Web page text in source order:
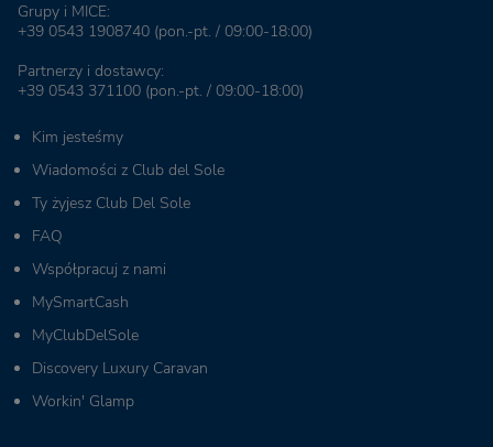
Grupy i MICE:
+39 0543 1908740 (pon.-pt. / 09:00-18:00)
Partnerzy i dostawcy:
+39 0543 371100 (pon.-pt. / 09:00-18:00)
Kim jesteśmy
Wiadomości z Club del Sole
Ty żyjesz Club Del Sole
FAQ
Współpracuj z nami
MySmartCash
MyClubDelSole
Discovery Luxury Caravan
Workin' Glamp